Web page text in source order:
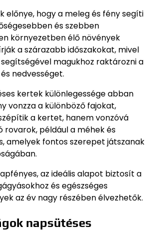
előnye, hogy a meleg és fény segíti
és szebben
környezetben élő növények
a szárazabb időszakokat, mivel
magukhoz raktározni a
nedvességet.
kertek különlegessége abban
vonzza a különböző fajokat,
a kertet, hanem vonzóvá
rovarok, például a méhek és
amelyek fontos szerepet játszanak
az ideális alapot biztosít a
és egészséges
az év nagy részében élvezhetők.
napsütéses